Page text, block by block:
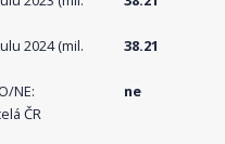
2024 (mil.
38.21
NE:
ne
ČR